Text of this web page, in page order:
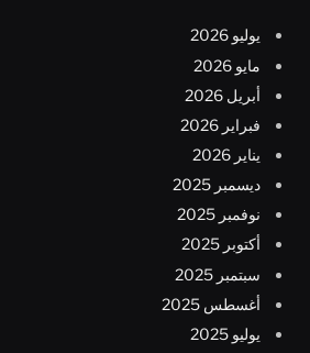
يوليو 2026
مايو 2026
أبريل 2026
فبراير 2026
يناير 2026
ديسمبر 2025
نوفمبر 2025
أكتوبر 2025
سبتمبر 2025
أغسطس 2025
يوليو 2025